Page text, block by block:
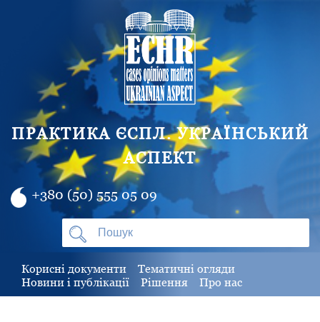
ПРАКТИКА ЄСПЛ. УКРАЇНСЬКИЙ
АСПЕКТ
+380 (50) 555 05 09
Корисні документи
Тематичні огляди
Новини і публікації
Рішення Про нас